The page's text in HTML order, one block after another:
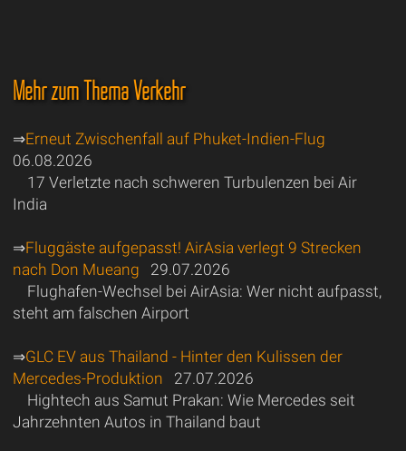
Mehr zum Thema Verkehr
⇒Erneut Zwischenfall auf Phuket-Indien-Flug
06.08.2026
17 Verletzte nach schweren Turbulenzen bei Air
India
⇒Fluggäste aufgepasst! AirAsia verlegt 9 Strecken
nach Don Mueang 29.07.2026
Flughafen-Wechsel bei AirAsia: Wer nicht aufpasst,
steht am falschen Airport
⇒GLC EV aus Thailand - Hinter den Kulissen der
Mercedes-Produktion 27.07.2026
Hightech aus Samut Prakan: Wie Mercedes seit
Jahrzehnten Autos in Thailand baut